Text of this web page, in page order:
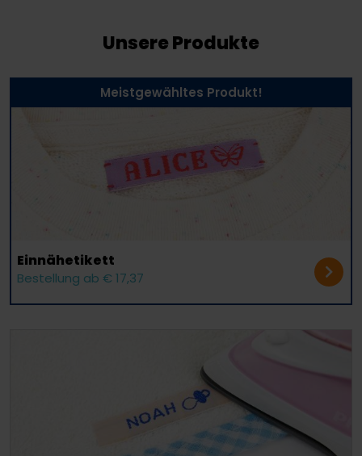
Unsere Produkte
Meistgewähltes Produkt!
Einnäh­etikett
Bestellung ab € 17,37